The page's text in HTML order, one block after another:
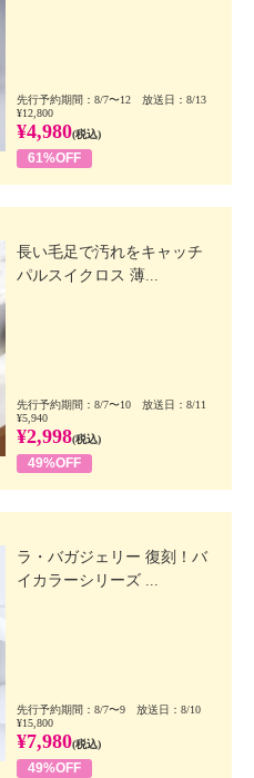
先行予約期間：8/7〜12 放送日：8/13
¥12,800
¥4,980(税込)
61%OFF
長い毛足で汚れをキャッチ
パルスイクロス 薄...
先行予約期間：8/7〜10 放送日：8/11
¥5,940
¥2,998(税込)
49%OFF
ラ・バガジェリー 復刻！バ
イカラーシリーズ ...
先行予約期間：8/7〜9 放送日：8/10
¥15,800
¥7,980(税込)
49%OFF